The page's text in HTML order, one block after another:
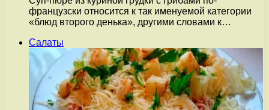
французски относится к так именуемой категории
«блюд второго денька», другими словами к…
Салаты